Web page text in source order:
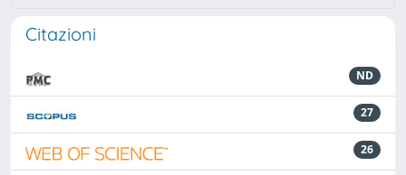
Citazioni
ND
27
26